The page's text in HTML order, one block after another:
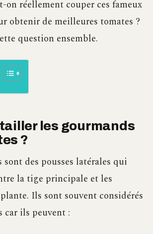
on réellement couper ces fameux
obtenir de meilleures tomates ?
question ensemble.
les gourmands
?
sont des pousses latérales qui
la tige principale et les
Ils sont souvent considérés
ils peuvent :